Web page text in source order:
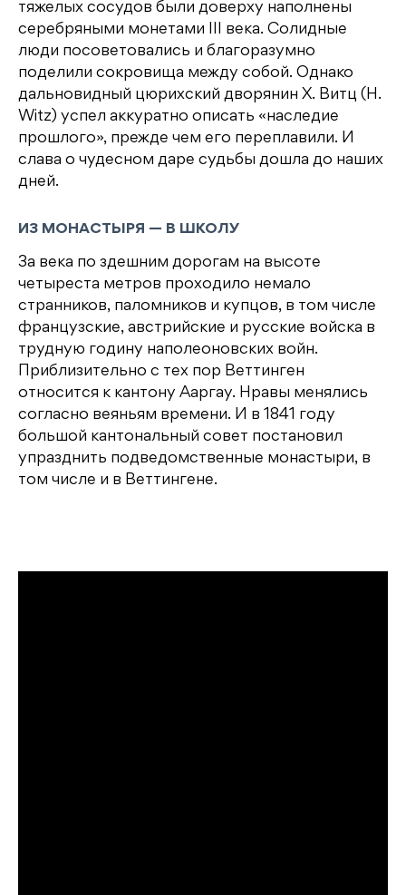
тяжелых сосудов были доверху наполнены
серебряными монетами III века. Солидные
люди посоветовались и благоразумно
поделили сокровища между собой. Однако
дальновидный цюрихский дворянин Х. Витц (H.
Witz) успел аккуратно описать «наследие
прошлого», прежде чем его переплавили. И
слава о чудесном даре судьбы дошла до наших
дней.
ИЗ МОНАСТЫРЯ — В ШКОЛУ
За века по здешним дорогам на высоте
четыреста метров проходило немало
странников, паломников и купцов, в том числе
французские, австрийские и русские войска в
трудную годину наполеоновских войн.
Приблизительно с тех пор Веттинген
относится к кантону Ааргау. Нравы менялись
согласно веяньям времени. И в 1841 году
большой кантональный совет постановил
упразднить подведомственные монастыри, в
том числе и в Веттингене.